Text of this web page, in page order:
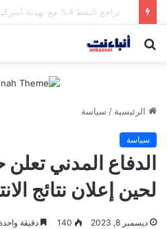
بحث
الرئيسية / سياسة
سياسة
الدفاع المدني تعلن
لحين إعلان نتائج
ديسمبر 8, 2023 140 دقيقة